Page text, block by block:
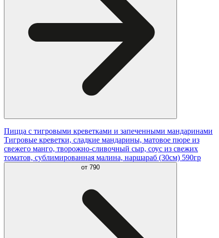
Пицца с тигровыми креветками и запеченными мандаринами
Тигровые креветки, сладкие мандарины, матовое пюре из
свежего манго, творожно-сливочный сыр, соус из свежих
томатов, сублимированная малина, наршараб (30см) 590гр
от 790